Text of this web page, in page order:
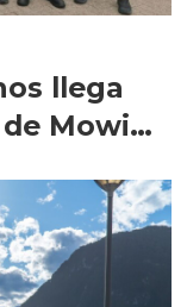
llega
Mowi